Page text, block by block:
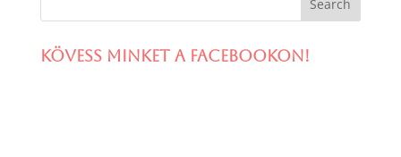
Kövess minket a facebookon!